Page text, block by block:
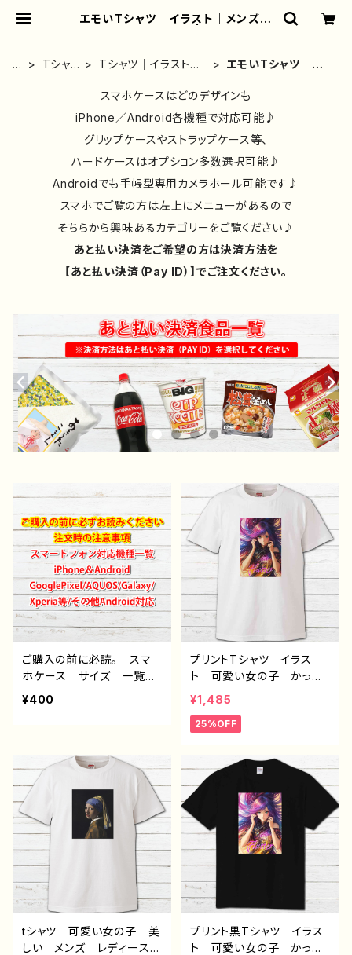
エモいTシャツ｜イラスト｜メンズ｜
ラストレーター/グッズ/人気/後払い/
通販｜雑貨屋アリうさ
ホ
Tシャ
Tシャツ｜イラストレ
イン｜コラボ｜おしゃ
エモいTシャツ｜イ
ディース｜おしゃれ
スマホケースはどのデザインも
iPhone／Android各機種で対応可能♪
グリップケースやストラップケース等、
ハードケースはオプション多数選択可能♪
Androidでも手帳型専用カメラホール可能です♪
スマホでご覧の方は左上にメニューがあるので
そちらから興味あるカテゴリーをご覧ください♪
あと払い決済をご希望の方は決済方法を
【あと払い決済（Pay ID）】でご注文ください。
ご購入の前に必読。 スマ
ホケース サイズ 一覧
選び方 iPhoneケース A
UOS OPPO ワイモバイ
ル etc. 手帳型 全機種
対応
¥400
プリントTシャツ イラス
ト 可愛い女の子 かっこ
いい女子 美しい女の子
カラーヘア ロングヘア
おしゃれ エモい メン
おすすめ 人気 イラスト
レーター 絵師 クリエイ
ター 白 半袖シャツ コ
ラボ オリジナル デザイ
ン グッズ ノンブランド
¥1,485
25%OFF
tシャツ 可愛い女の子 美
しい メンズ レディース
プリント黒Tシャツ イラス
ト 可愛い女の子 かっこ